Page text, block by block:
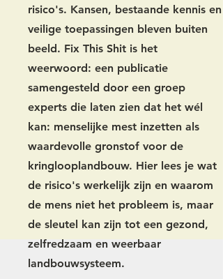
risico's. Kansen, bestaande kennis en
veilige toepassingen bleven buiten
beeld. Fix This Shit is het
weerwoord: een publicatie
samengesteld door een groep
experts die laten zien dat het wél
kan: menselijke mest inzetten als
waardevolle gronstof voor de
kringlooplandbouw. Hier lees je wat
de risico's werkelijk zijn en waarom
de mens niet het probleem is, maar
de sleutel kan zijn tot een gezond,
zelfredzaam en weerbaar
landbouwsysteem.